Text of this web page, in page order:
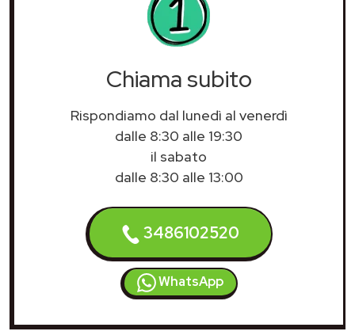
Chiama subito
Rispondiamo dal lunedì al venerdì
dalle 8:30 alle 19:30
il sabato
dalle 8:30 alle 13:00
3486102520
WhatsApp